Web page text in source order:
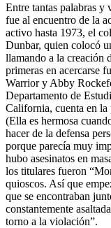
Entre tantas palabras y
fue al encuentro de la
activo hasta 1973, el
Dunbar, quien colocó
llamando a la creación
primeras en acercarse
Warrior y Abby
Departamento de
California, cuenta en la
(Ella es hermosa
hacer de la defensa
porque parecía muy
hubo asesinatos en
los titulares fueron
quioscos. Así que
que se encontraban
constantemente
torno a la violación”.